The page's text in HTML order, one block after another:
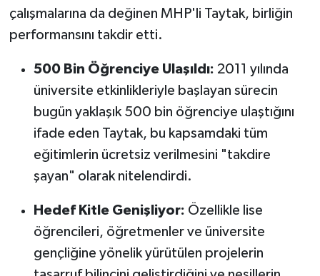
çalışmalarına da değinen MHP'li Taytak, birliğin
performansını takdir etti.
500 Bin Öğrenciye Ulaşıldı: 2011 yılında
üniversite etkinlikleriyle başlayan sürecin
bugün yaklaşık 500 bin öğrenciye ulaştığını
ifade eden Taytak, bu kapsamdaki tüm
eğitimlerin ücretsiz verilmesini "takdire
şayan" olarak nitelendirdi.
Hedef Kitle Genişliyor: Özellikle lise
öğrencileri, öğretmenler ve üniversite
gençliğine yönelik yürütülen projelerin